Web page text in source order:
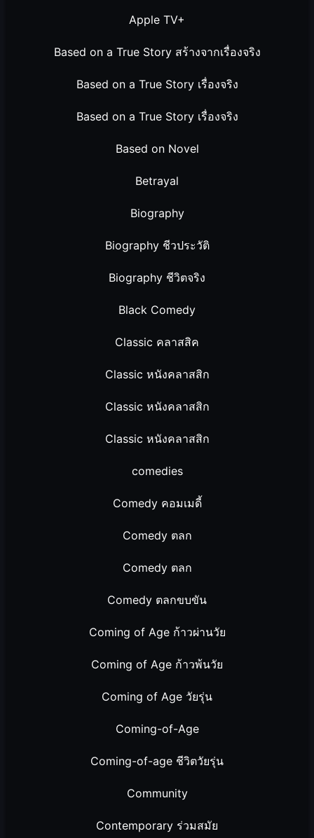
Apple TV+
Based on a True Story สร้างจากเรื่องจริง
Based on a True Story เรื่องจริง
Based on a True Story เรื่องจริง
Based on Novel
Betrayal
Biography
Biography ชีวประวัติ
Biography ชีวิตจริง
Black Comedy
Classic คลาสสิค
Classic หนังคลาสสิก
Classic หนังคลาสสิก
Classic หนังคลาสสิก
comedies
Comedy คอมเมดี้
Comedy ตลก
Comedy ตลก
Comedy ตลกขบขัน
Coming of Age ก้าวผ่านวัย
Coming of Age ก้าวพ้นวัย
Coming of Age วัยรุ่น
Coming-of-Age
Coming-of-age ชีวิตวัยรุ่น
Community
Contemporary ร่วมสมัย